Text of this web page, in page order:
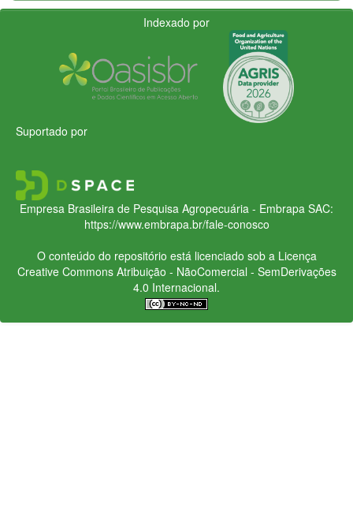
Indexado por
Suportado por
Empresa Brasileira de Pesquisa Agropecuária - Embrapa SAC:
https://www.embrapa.br/fale-conosco
O conteúdo do repositório está licenciado sob a Licença
Creative CommonsAtribuição - NãoComercial - SemDerivações
4.0 Internacional.